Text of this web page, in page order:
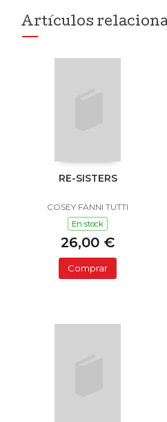
Artículos
RE-SISTERS
COSEY FANNI TUTTI
En stock
26,00 €
Comprar